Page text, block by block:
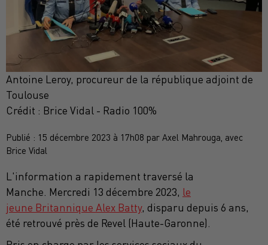
Antoine Leroy, procureur de la république adjoint de
Toulouse
Crédit : Brice Vidal - Radio 100%
Publié : 15 décembre 2023 à 17h08 par Axel Mahrouga, avec
Brice Vidal
L'information a rapidement traversé la
Manche. Mercredi 13 décembre 2023, le
jeune Britannique Alex Batty, disparu depuis 6 ans,
été retrouvé près de Revel (Haute-Garonne)